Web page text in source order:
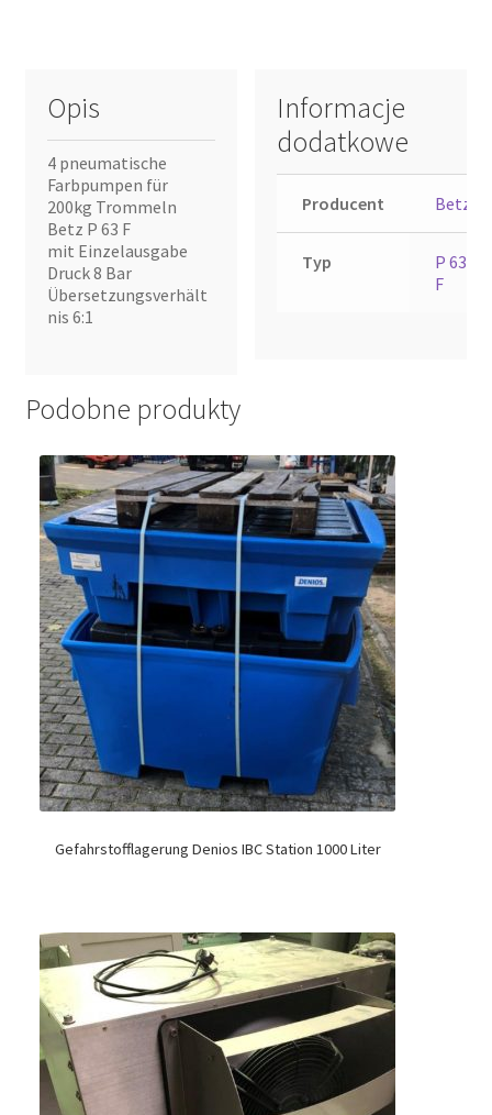
Opis
4 pneumatische
Farbpumpen für
200kg Trommeln
Betz P 63 F
mit Einzelausgabe
Druck 8 Bar
Übersetzungsverhält
nis 6:1
Informacje
dodatkowe
Producent Betz
Typ
P 63
F
Podobne produkty
Gefahrstofflagerung Denios IBC Station 1000 Liter